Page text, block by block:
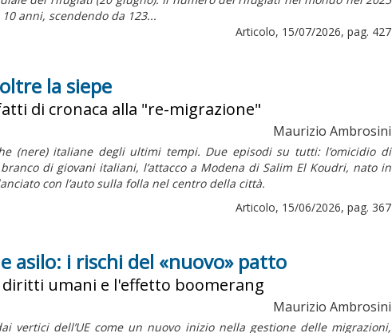
anni, scendendo da 123...
Articolo, 15/07/2026, pag. 427
la siepe
di cronaca alla "re-migrazione"
Maurizio Ambrosini
(nere) italiane degli ultimi tempi. Due episodi su tutti: l’omicidio di
di giovani italiani, l’attacco a Modena di Salim El Koudri, nato in
con l’auto sulla folla nel centro della città.
Articolo, 15/06/2026, pag. 367
asilo: i rischi del «nuovo» patto
umani e l'effetto boomerang
Maurizio Ambrosini
vertici dell’UE come un nuovo inizio nella gestione delle migrazioni,